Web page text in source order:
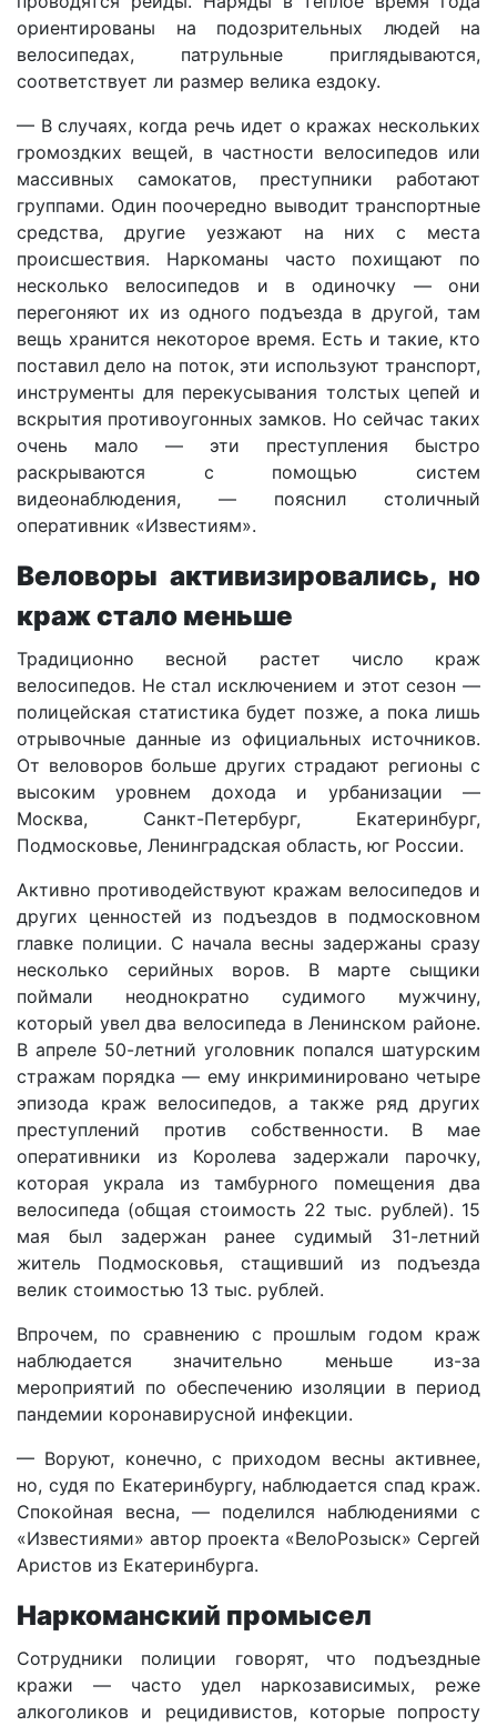
ориентированы на подозрительных людей на
велосипедах, патрульные приглядываются,
соответствует ли размер велика ездоку.
— В случаях, когда речь идет о кражах нескольких
громоздких вещей, в частности велосипедов или
массивных самокатов, преступники работают
группами. Один поочередно выводит транспортные
средства, другие уезжают на них с места
происшествия. Наркоманы часто похищают по
несколько велосипедов и в одиночку — они
перегоняют их из одного подъезда в другой, там
вещь хранится некоторое время. Есть и такие, кто
поставил дело на поток, эти используют транспорт,
инструменты для перекусывания толстых цепей и
вскрытия противоугонных замков. Но сейчас таких
очень мало — эти преступления быстро
раскрываются с помощью систем
видеонаблюдения, — пояснил столичный
оперативник «Известиям».
Веловоры активизировались, но
краж стало меньше
Традиционно весной растет число краж
велосипедов. Не стал исключением и этот сезон —
полицейская статистика будет позже, а пока лишь
отрывочные данные из официальных источников.
От веловоров больше других страдают регионы с
высоким уровнем дохода и урбанизации —
Москва, Санкт-Петербург, Екатеринбург,
Подмосковье, Ленинградская область, юг России.
Активно противодействуют кражам велосипедов и
других ценностей из подъездов в подмосковном
главке полиции. С начала весны задержаны сразу
несколько серийных воров. В марте сыщики
поймали неоднократно судимого мужчину,
который увел два велосипеда в Ленинском районе.
В апреле 50-летний уголовник попался шатурским
стражам порядка — ему инкриминировано четыре
эпизода краж велосипедов, а также ряд других
преступлений против собственности. В мае
оперативники из Королева задержали парочку,
которая украла из тамбурного помещения два
велосипеда (общая стоимость 22 тыс. рублей). 15
мая был задержан ранее судимый 31-летний
житель Подмосковья, стащивший из подъезда
велик стоимостью 13 тыс. рублей.
Впрочем, по сравнению с прошлым годом краж
наблюдается значительно меньше из-за
мероприятий по обеспечению изоляции в период
пандемии коронавирусной инфекции.
— Воруют, конечно, с приходом весны активнее,
но, судя по Екатеринбургу, наблюдается спад краж.
Спокойная весна, — поделился наблюдениями с
«Известиями» автор проекта «ВелоРозыск» Сергей
Аристов из Екатеринбурга.
Наркоманский промысел
Сотрудники полиции говорят, что подъездные
кражи — часто удел наркозависимых, реже
алкоголиков и рецидивистов, которые попросту